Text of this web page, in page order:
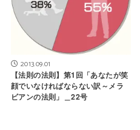
2013.09.01
【法則の法則】第1回「あなたが笑
顔でいなければならない訳～メラ
ビアンの法則」＿22号